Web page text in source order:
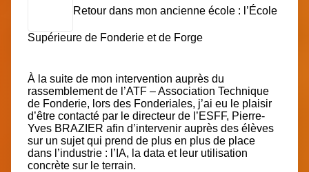
Retour dans mon ancienne école : l’École
Supérieure de Fonderie et de Forge
À la suite de mon intervention auprès du
rassemblement de l’ATF – Association Technique
de Fonderie, lors des Fonderiales, j’ai eu le plaisir
d’être contacté par le directeur de l’ESFF, Pierre-
Yves BRAZIER afin d’intervenir auprès des élèves
sur un sujet qui prend de plus en plus de place
dans l’industrie : l’IA, la data et leur utilisation
concrète sur le terrain.